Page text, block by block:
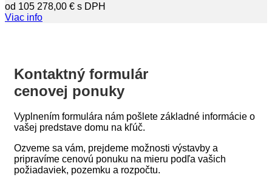
105 278,00 €
Viac info
Kontaktný formulár
cenovej ponuky
Vyplnením formulára nám pošlete základné informácie o
vašej predstave domu na kľúč.
Ozveme sa vám, prejdeme možnosti výstavby a
pripravíme cenovú ponuku na mieru podľa vašich
požiadaviek, pozemku a rozpočtu.